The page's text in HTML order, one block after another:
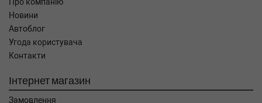
Новини
Автоблог
Угода користувача
Контакти
Інтернет магазин
Замовлення